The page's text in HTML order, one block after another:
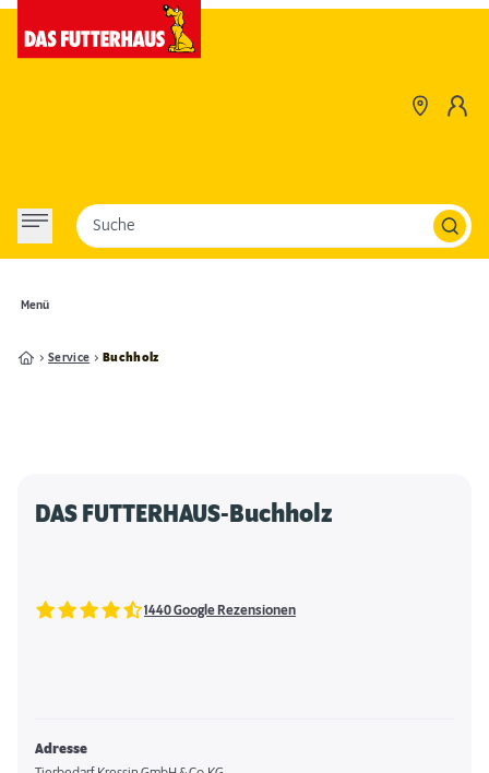
Menü
Suche
Service Buchholz
DAS FUTTERHAUS-Buchholz
1440 Google Rezensionen
Adresse